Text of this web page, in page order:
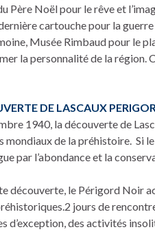
Père Noël pour le rêve et
cartouche pour la
Musée Rimbaud pour le
la personnalité de la
DE LASCAUX
1940, la découverte de
mondiaux de la préhistoire. Si
par l’abondance et la
découverte, le Périgord Noir
jours de
des activités